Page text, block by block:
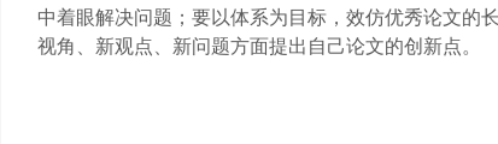
中着眼解决问题；要以体系为目标，效仿优秀论文的
视角、新观点、新问题方面提出自己论文的创新点。